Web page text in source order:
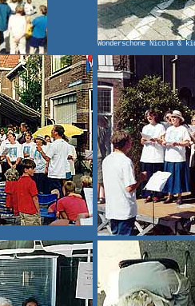
Wonderschone Nicola &